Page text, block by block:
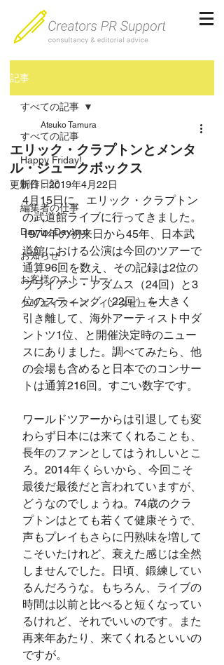
記事
すべての記事
Happy Friday!
制作日記
編集者の仕事
Day in, Day out
お知らせ
お客様のストーリー
クリエイターズ・インタビュー
すべての記事
エリック・クラプトンとメンタ
ル・ジュークボックス
Atsuko Tamura
更新日：2019年4月22日
4月15日に、エリック・クラプトン
の武道館ライブに行ってきました。
1974年の初来日から45年、日本武
道館における公演は今回のツアーで
通算96回を数え、その記録は2位の
ブライアン・アダムス（24回）と3
位のスティング（22回）を大きく
引き離して、海外アーティスト中ダ
ントツ1位、と開催決定時のニュー
スにありました。調べてみたら、他
の会場も含めると日本でのコンサー
トは通算216回。すごい数字です。
ワールドツアーからは引退しても変
わらず日本には来てくれることも、
長年のファンとしてはうれしいとこ
ろ。2014年くらいから、今回こそ
最後だ最後だと言われていますが、
どうなのでしょうね。74歳のクラ
プトンはとても若くて健康そうで、
声もプレイもさらに円熟味を増して
こそいたけれど、衰えた感じは全然
しませんでした。日頃、鍛練してい
るんだろうな。もちろん、ライブの
時間は以前と比べると短くなってい
るけれど、それでいいのです。また
再来年あたり、来てくれるといいの
ですが。